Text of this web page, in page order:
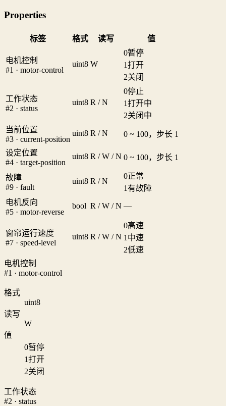
Properties
标签 格式 读写 值
电机控制
#1 · motor-control
uint8 W
0暂停
1打开
2关闭
工作状态
#2 · status
uint8 R / N
0停止
1打开中
2关闭中
当前位置
#3 · current-position
uint8 R / N 0 ~ 100，步长 1
设定位置
#4 · target-position
uint8 R / W / N 0 ~ 100，步长 1
故障
#9 · fault
uint8 R / N
0正常
1有故障
电机反向
#5 · motor-reverse
bool R / W / N —
窗帘运行速度
#7 · speed-level
uint8 R / W / N
0高速
1 中速
2低速
电机控制
#1 · motor-control
格式
uint8
读写
W
值
0暂停
1打开
2关闭
工作状态
#2 · status